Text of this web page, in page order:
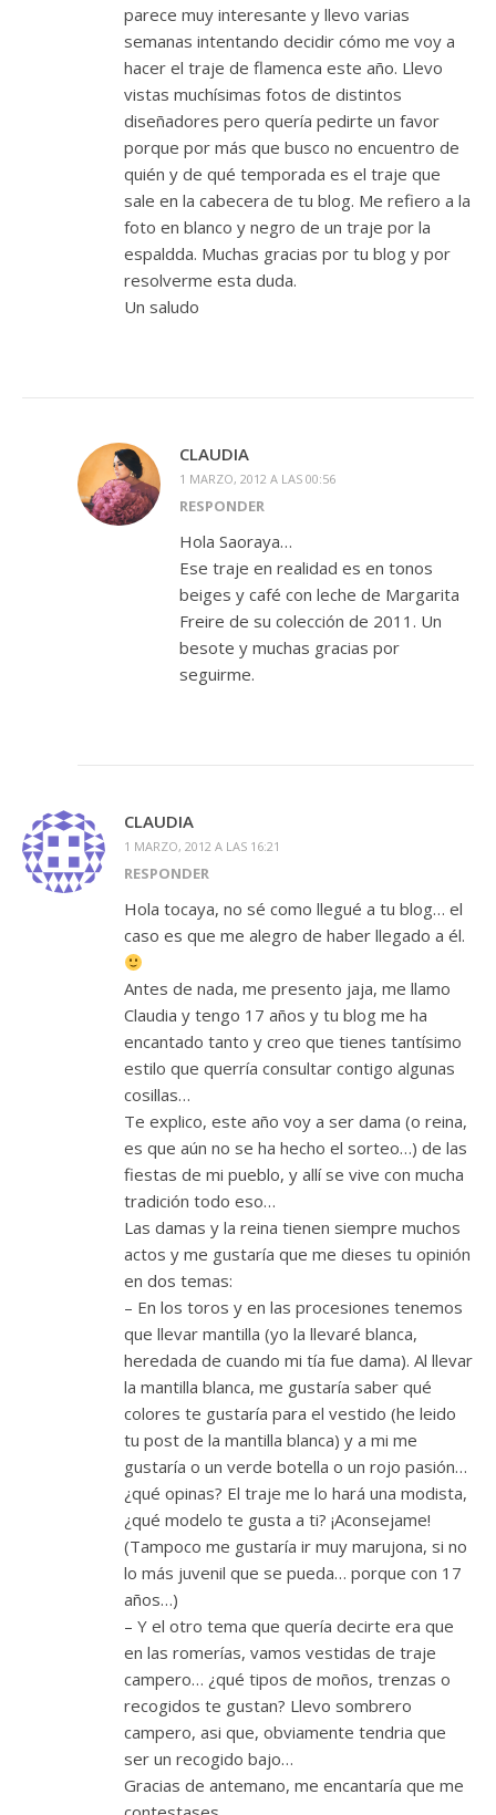
parece muy interesante y llevo varias
semanas intentando decidir cómo me voy a
hacer el traje de flamenca este año. Llevo
vistas muchísimas fotos de distintos
diseñadores pero quería pedirte un favor
porque por más que busco no encuentro de
quién y de qué temporada es el traje que
sale en la cabecera de tu blog. Me refiero a la
foto en blanco y negro de un traje por la
espaldda. Muchas gracias por tu blog y por
resolverme esta duda.
Un saludo
CLAUDIA
1 MARZO, 2012 A LAS 00:56
RESPONDER
Hola Saoraya…
Ese traje en realidad es en tonos
beiges y café con leche de Margarita
Freire de su colección de 2011. Un
besote y muchas gracias por
seguirme.
CLAUDIA
1 MARZO, 2012 A LAS 16:21
RESPONDER
Hola tocaya, no sé como llegué a tu blog… el
caso es que me alegro de haber llegado a él.
Antes de nada, me presento jaja, me llamo
Claudia y tengo 17 años y tu blog me ha
encantado tanto y creo que tienes tantísimo
estilo que querría consultar contigo algunas
cosillas…
Te explico, este año voy a ser dama (o reina,
es que aún no se ha hecho el sorteo…) de las
fiestas de mi pueblo, y allí se vive con mucha
tradición todo eso…
Las damas y la reina tienen siempre muchos
actos y me gustaría que me dieses tu opinión
en dos temas:
– En los toros y en las procesiones tenemos
que llevar mantilla (yo la llevaré blanca,
heredada de cuando mi tía fue dama). Al llevar
la mantilla blanca, me gustaría saber qué
colores te gustaría para el vestido (he leido
tu post de la mantilla blanca) y a mi me
gustaría o un verde botella o un rojo pasión…
¿qué opinas? El traje me lo hará una modista,
¿qué modelo te gusta a ti? ¡Aconsejame!
(Tampoco me gustaría ir muy marujona, si no
lo más juvenil que se pueda… porque con 17
años…)
– Y el otro tema que quería decirte era que
en las romerías, vamos vestidas de traje
campero… ¿qué tipos de moños, trenzas o
recogidos te gustan? Llevo sombrero
campero, asi que, obviamente tendria que
ser un recogido bajo…
Gracias de antemano, me encantaría que me